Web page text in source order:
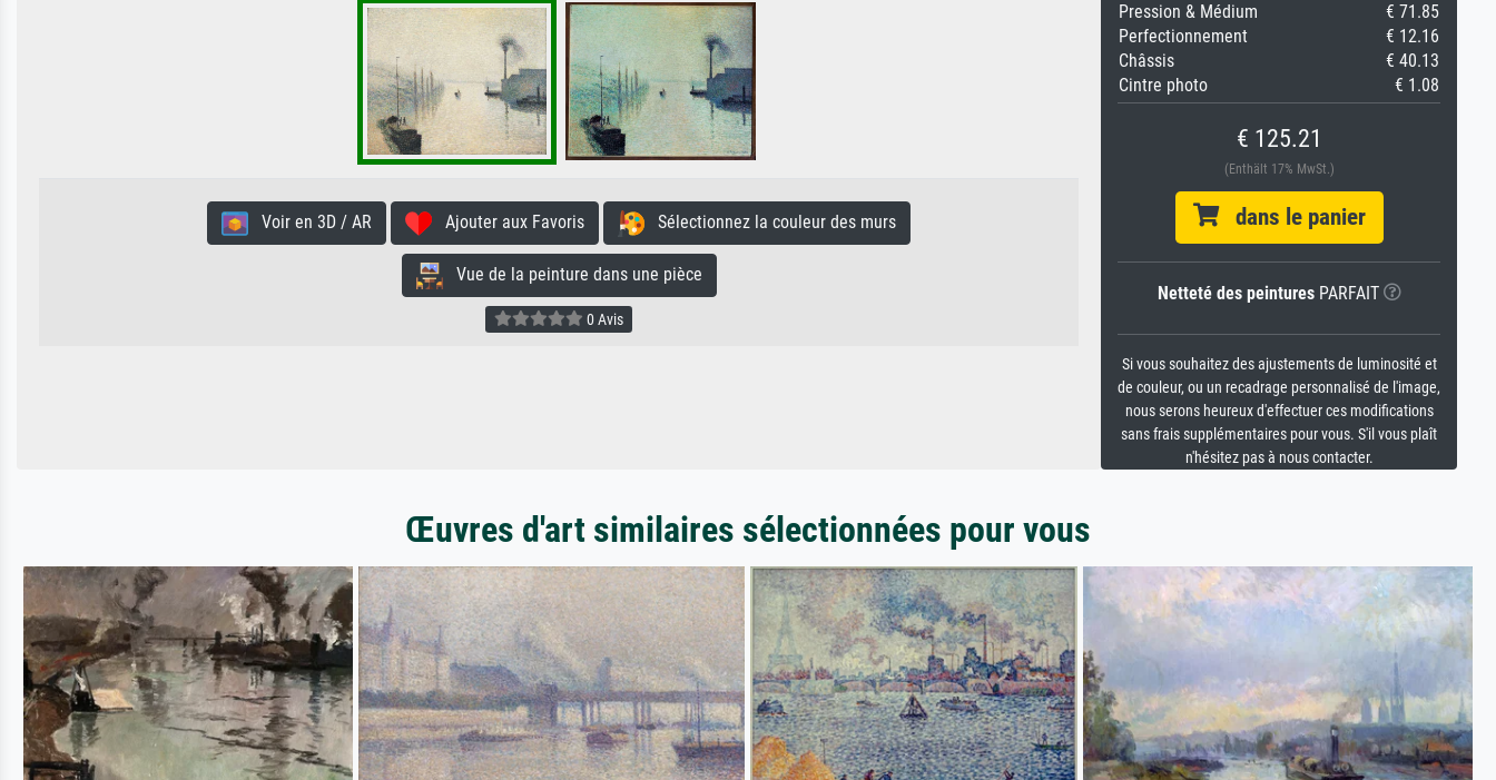
Voir en 3D / AR Ajouter aux Favoris Sélectionnez la couleur des murs
Vue de la peinture dans une pièce
0 Avis
Pression & Médium
€ 71.85
Perfectionnement
€ 12.16
Châssis
€ 40.13
Cintre photo
€ 1.08
€ 125.21
(Enthält 17% MwSt.)
dans le panier
Netteté des peinturesPARFAIT
Si vous souhaitez des ajustements de luminosité et
de couleur, ou un recadrage personnalisé de l'image,
nous serons heureux d'effectuer ces modifications
sans frais supplémentaires pour vous. S'il vous plaît
n'hésitez pas à nous contacter.
Œuvres d'art similaires sélectionnées pour vous